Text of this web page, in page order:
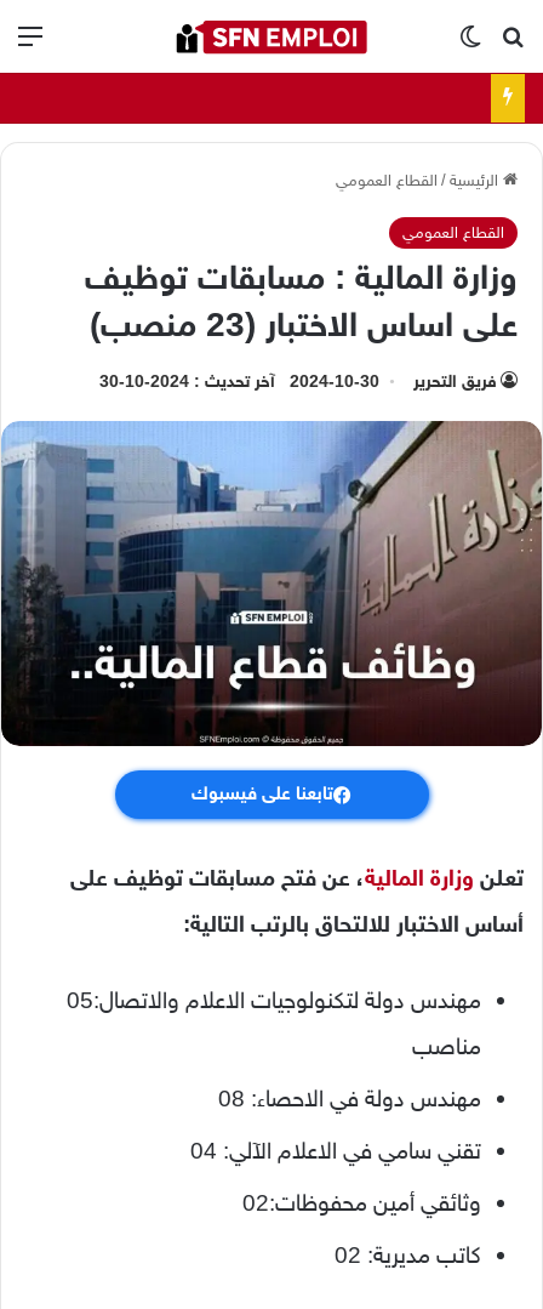
بحث عنالوضع المظلم
الرئيسية/ القطاع العمومي
القطاع العمومي
وزارة المالية : مسابقات توظيف
على اساس الاختبار (23 منصب)
فريق التحرير 2024-10-30 آخر تحديث : 2024-10-30
تابعنا على فيسبوك
تعلن وزارة المالية، عن فتح مسابقات توظيف على
أساس الاختبار للالتحاق بالرتب التالية:
مهندس دولة لتكنولوجيات الاعلام والاتصال:05
مناصب
مهندس دولة في الاحصاء: 08
تقني سامي في الاعلام الآلي: 04
وثائقي أمين محفوظات:02
كاتب مديرية: 02